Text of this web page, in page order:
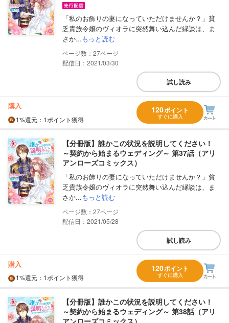
「私のお飾りの妻になっていただけませんか？」貧
乏貴族令嬢のヴィオラに突然舞い込んだ縁談は、ま
さか...もっと読む
27
配信日：2021/03/30
試し読み
購入
1%還元 ：1ポイント獲得
120ポイント
すぐに購入
【分冊版】誰かこの状況を説明してください！
～契約から始まるウェディング～ 第37話（アリ
アンローズコミックス）
「私のお飾りの妻になっていただけませんか？」貧
乏貴族令嬢のヴィオラに突然舞い込んだ縁談は、ま
さか...もっと読む
27
配信日：2021/05/28
試し読み
購入
1%還元 ：1ポイント獲得
120ポイント
すぐに購入
【分冊版】誰かこの状況を説明してください！
～契約から始まるウェディング～ 第38話（アリ
アンローズコミックス）